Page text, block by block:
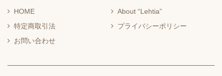
HOME
About “Lehtia”
特定商取引法
プライバシーポリシー
お問い合わせ